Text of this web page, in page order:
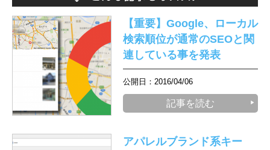
【重要】Google、ローカル
検索順位が通常のSEOと関
連している事を発表
公開日：2016/04/06
記事を読む
アパレルブランド系キー